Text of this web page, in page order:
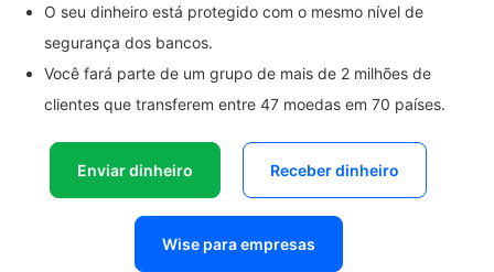
O seu dinheiro está protegido com o mesmo nível de
segurança dos bancos.
Você fará parte de um grupo de mais de 2 milhões de
clientes que transferem entre 47 moedas em 70 países.
Enviar dinheiro Receber dinheiro
Wise para empresas